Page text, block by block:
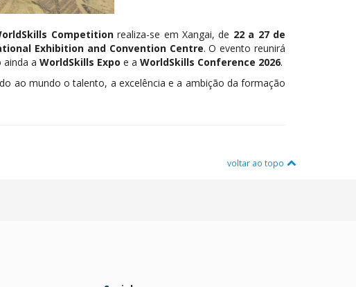
Competitionrealiza-se em Xangai, de 22 a 27 de
Exhibition and Convention Centre. O evento reunirá
ainda a WorldSkills Expo e a WorldSkills Conference 2026.
ao mundo o talento, a excelência e a ambição da formação
voltar ao topo